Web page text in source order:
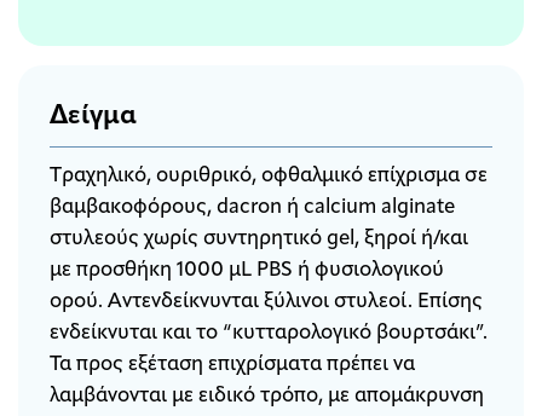
Δείγμα
Tραχηλικό, oυριθρικό, oφθαλμικό επίχρισμα σε
βαμβακοφόρους, dacron ή calcium alginate
στυλεούς χωρίς συντηρητικό gel, ξηροί ή/και
με προσθήκη 1000 μL PBS ή φυσιολογικού
ορού. Αντενδείκνυνται ξύλινοι στυλεοί. Επίσης
ενδείκνυται και το “κυτταρολογικό βουρτσάκι”.
Τα προς εξέταση επιχρίσματα πρέπει να
λαμβάνονται με ειδικό τρόπο, με απομάκρυνση